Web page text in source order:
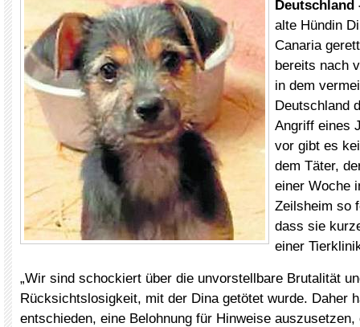
Deutschland
alte Hündin
Canaria
bereits nach
in dem
Deutschland
Angriff eines
vor gibt es
dem Täter,
einer Woche
Zeilsheim so
dass sie
einer
„Wir sind schockiert über die unvorstellbare Brutalität
Rücksichtslosigkeit, mit der Dina getötet wurde. Daher
entschieden, eine Belohnung für Hinweise